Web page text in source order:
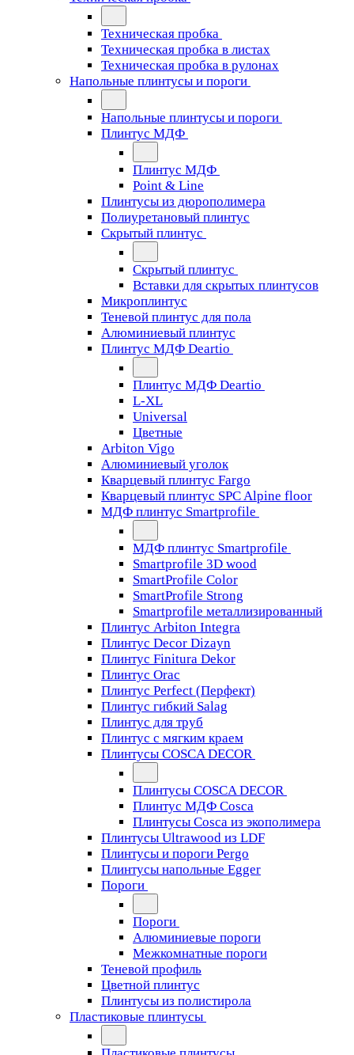
Техническая пробка
Техническая пробка в листах
Техническая пробка в рулонах
Напольные плинтусы и пороги
Напольные плинтусы и пороги
Плинтус МДФ
Плинтус МДФ
Point & Line
Плинтусы из дюрополимера
Полиуретановый плинтус
Скрытый плинтус
Скрытый плинтус
Вставки для скрытых плинтусов
Микроплинтус
Теневой плинтус для пола
Алюминиевый плинтус
Плинтус МДФ Deartio
Плинтус МДФ Deartio
L-XL
Universal
Цветные
Arbiton Vigo
Алюминиевый уголок
Кварцевый плинтус Fargo
Кварцевый плинтус SPC Alpine floor
МДФ плинтус Smartprofile
МДФ плинтус Smartprofile
Smartprofile 3D wood
SmartProfile Color
SmartProfile Strong
Smartprofile металлизированный
Плинтус Arbiton Integra
Плинтус Decor Dizayn
Плинтус Finitura Dekor
Плинтус Orac
Плинтус Perfect (Перфект)
Плинтус гибкий Salag
Плинтус для труб
Плинтус с мягким краем
Плинтусы COSCA DECOR
Плинтусы COSCA DECOR
Плинтус МДФ Cosca
Плинтусы Cosca из экополимера
Плинтусы Ultrawood из LDF
Плинтусы и пороги Pergo
Плинтусы напольные Egger
Пороги
Пороги
Алюминиевые пороги
Межкомнатные пороги
Теневой профиль
Цветной плинтус
Плинтусы из полистирола
Пластиковые плинтусы